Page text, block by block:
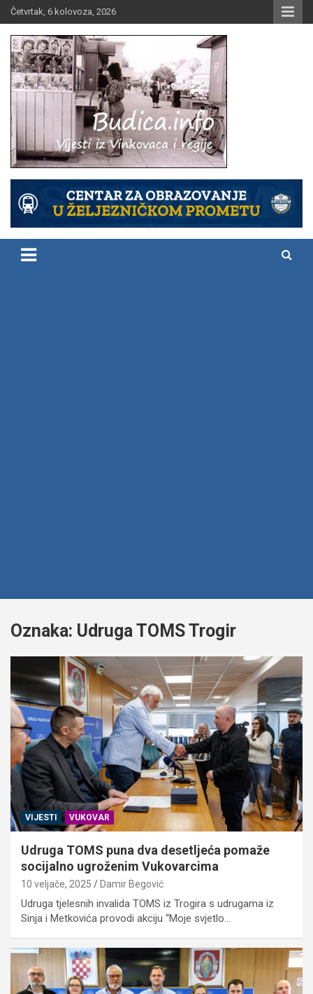
Skip
to
content
Četvrtak, 6 kolovoza, 2026
Budica.info
Oznaka: Udruga TOMS Trogir
VIJESTI VUKOVAR
Udruga TOMS puna dva desetljeća pomaže
socijalno ugroženim Vukovarcima
10 veljače, 2025 Damir Begović
Udruga tjelesnih invalida TOMS iz Trogira s udrugama iz
Sinja i Metkovića provodi akciju “Moje svjetlo…